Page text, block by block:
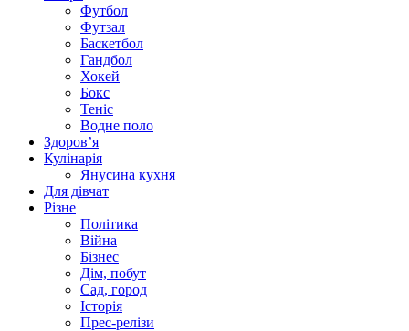
Футбол
Футзал
Баскетбол
Гандбол
Хокей
Бокс
Теніс
Водне поло
Здоров’я
Кулінарія
Янусина кухня
Для дівчат
Різне
Політика
Війна
Бізнес
Дім, побут
Сад, город
Історія
Прес-релізи